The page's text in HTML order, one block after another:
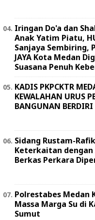
Iringan Do'a dan
Anak Yatim Piatu,
Sanjaya Sembiring,
JAYA Kota Medan
Suasana Penuh
KADIS PKPCKTR
KEWALAHAN URUS
BANGUNAN
Sidang Rustam-
Keterkaitan dengan
Berkas Perkara
Polrestabes Medan
Massa Marga Su di
Sumut